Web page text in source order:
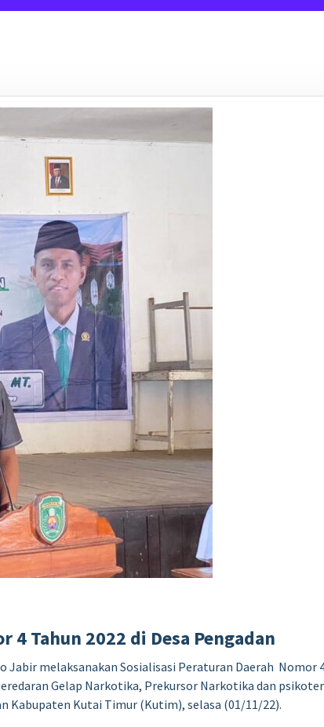
4 Tahun 2022 di Desa Pengadan
melaksanakan Sosialisasi Peraturan Daerah Nomor
Gelap Narkotika, Prekursor Narkotika dan
Kabupaten Kutai Timur (Kutim), selasa (01/11/22).